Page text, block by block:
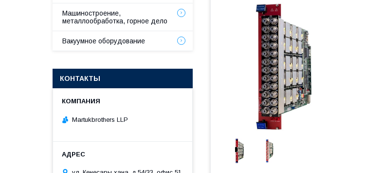
Машиностроение,
металлообработка, горное дело
Вакуумное оборудование
КОНТАКТЫ
Martukbrothers LLP